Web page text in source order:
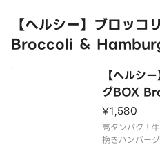
お好みに合わ
ます。
ライスは大盛
【ヘルシー】ブロッ
Broccoli ＆
【ヘルシ
グBOX
¥1,580
高タンパク！
挽きハンバー